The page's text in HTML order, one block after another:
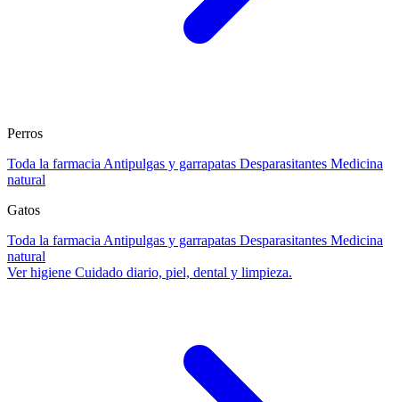
Perros
Toda la farmacia Antipulgas y garrapatas Desparasitantes Medicina
natural
Gatos
Toda la farmacia Antipulgas y garrapatas Desparasitantes Medicina
natural
Ver higiene Cuidado diario, piel, dental y limpieza.